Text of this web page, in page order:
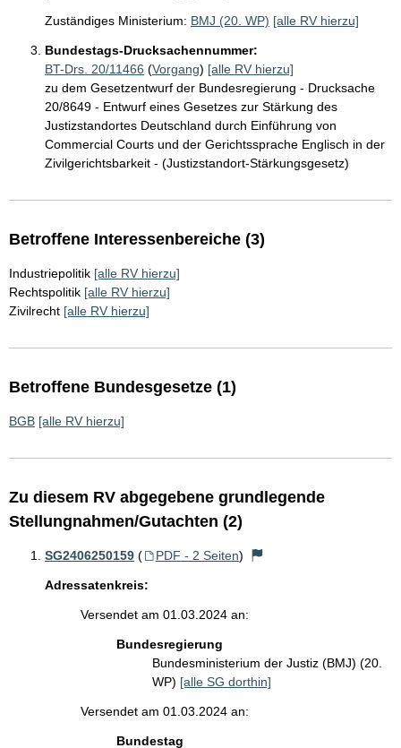
Zuständiges Ministerium: BMJ (20. WP) [alle RV hierzu]
Bundestags-Drucksachennummer:
BT-Drs. 20/11466 (Vorgang) [alle RV hierzu]
zu dem Gesetzentwurf der Bundesregierung - Drucksache
20/8649 - Entwurf eines Gesetzes zur Stärkung des
Justizstandortes Deutschland durch Einführung von
Commercial Courts und der Gerichtssprache Englisch in der
Zivilgerichtsbarkeit - (Justizstandort-Stärkungsgesetz)
Betroffene Interessenbereiche (3)
Industriepolitik [alle RV hierzu]
Rechtspolitik [alle RV hierzu]
Zivilrecht [alle RV hierzu]
Betroffene Bundesgesetze (1)
BGB [alle RV hierzu]
Zu diesem RV abgegebene grundlegende
Stellungnahmen/Gutachten (2)
SG2406250159 ( PDF - 2 Seiten)
Adressatenkreis:
Versendet am 01.03.2024 an:
Bundesregierung
Bundesministerium der Justiz (BMJ) (20.
WP) [alle SG dorthin]
Versendet am 01.03.2024 an:
Bundestag